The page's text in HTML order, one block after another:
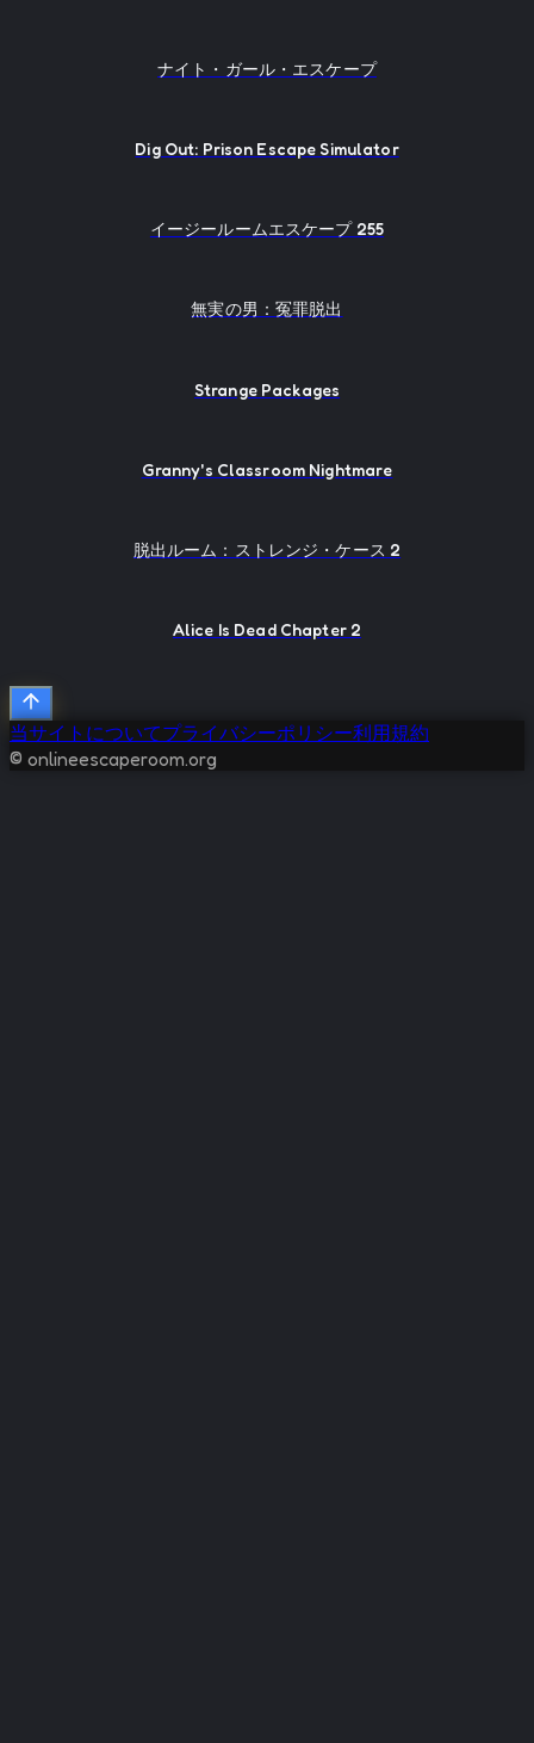
ナイト・ガール・エスケープ
Dig Out: Prison Escape Simulator
イージールームエスケープ 255
無実の男：冤罪脱出
Strange Packages
Granny's Classroom Nightmare
脱出ルーム：ストレンジ・ケース 2
Alice Is Dead Chapter 2
当サイトについてプライバシーポリシー利用規約
© onlineescaperoom.org